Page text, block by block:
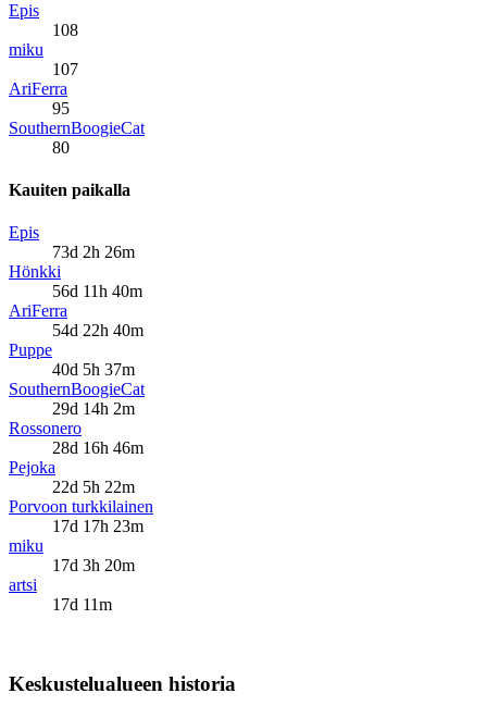
Epis
108
miku
107
AriFerra
95
SouthernBoogieCat
80
Kauiten paikalla
Epis
73d 2h 26m
Hönkki
56d 11h 40m
AriFerra
54d 22h 40m
Puppe
40d 5h 37m
SouthernBoogieCat
29d 14h 2m
Rossonero
28d 16h 46m
Pejoka
22d 5h 22m
Porvoon turkkilainen
17d 17h 23m
miku
17d 3h 20m
artsi
17d 11m
Keskustelualueen historia